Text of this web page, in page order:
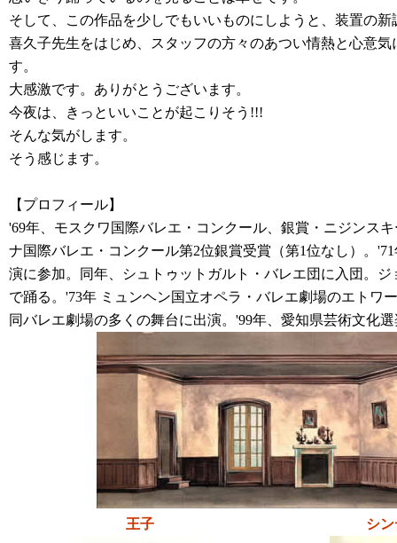
そして、この作品を少しでもいいものにしようと、装置の
喜久子先生をはじめ、スタッフの方々のあつい情熱と心意気
す。
大感激です。ありがとうございます。
今夜は、きっといいことが起こりそう!!!
そんな気がします。
そう感じます。
【プロフィール】
'69年、モスクワ国際バレエ・コンクール、銀賞・ニジンス
ナ国際バレエ・コンクール第2位銀賞受賞（第1位なし）。
演に参加。同年、シュトゥットガルト・バレエ団に入団。
で踊る。'73年 ミュンヘン国立オペラ・バレエ劇場のエトワ
同バレエ劇場の多くの舞台に出演。'99年、愛知県芸術文化
王子 シ